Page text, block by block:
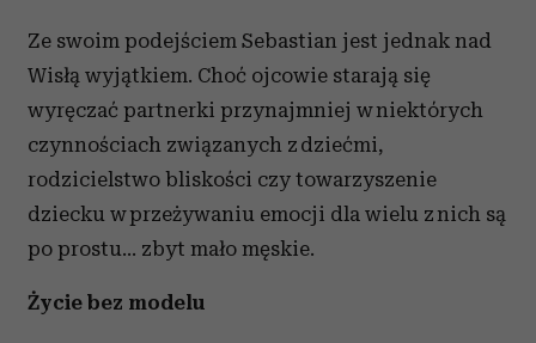
Ze swoim podejściem Sebastian jest jednak nad
Wisłą wyjątkiem. Choć ojcowie starają się
wyręczać partnerki przynajmniej w niektórych
czynnościach związanych z dziećmi,
rodzicielstwo bliskości czy towarzyszenie
dziecku w przeżywaniu emocji dla wielu z nich są
po prostu… zbyt mało męskie.
Życie bez modelu